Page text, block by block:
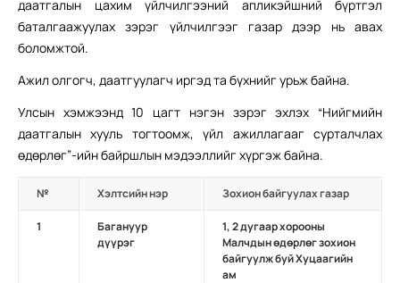
даатгалын цахим үйлчилгээний апликэйшний бүртгэл
баталгаажуулах зэрэг үйлчилгээг газар дээр нь авах
боломжтой.
Ажил олгогч, даатгуулагч иргэд та бүхнийг урьж байна.
Улсын хэмжээнд 10 цагт нэгэн зэрэг эхлэх “Нийгмийн
даатгалын хууль тогтоомж, үйл ажиллагааг сурталчлах
өдөрлөг”-ийн байршлын мэдээллийг хүргэж байна.
№ Хэлтсийн нэр Зохион байгуулах газар
1
Багануур
дүүрэг
1, 2 дугаар хорооны
Малчдын өдөрлөг зохион
байгуулж буй Хуцаагийн
ам